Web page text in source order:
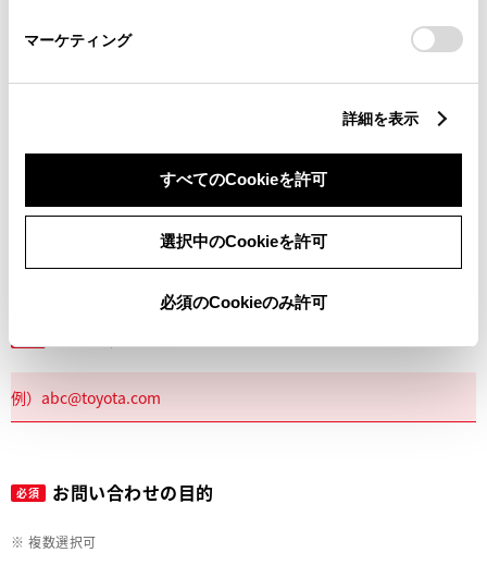
マーケティング
詳細を表示
すべてのCookieを許可
選択中のCookieを許可
必須のCookieのみ許可
必須 お問い合わせの目的
※ 複数選択可